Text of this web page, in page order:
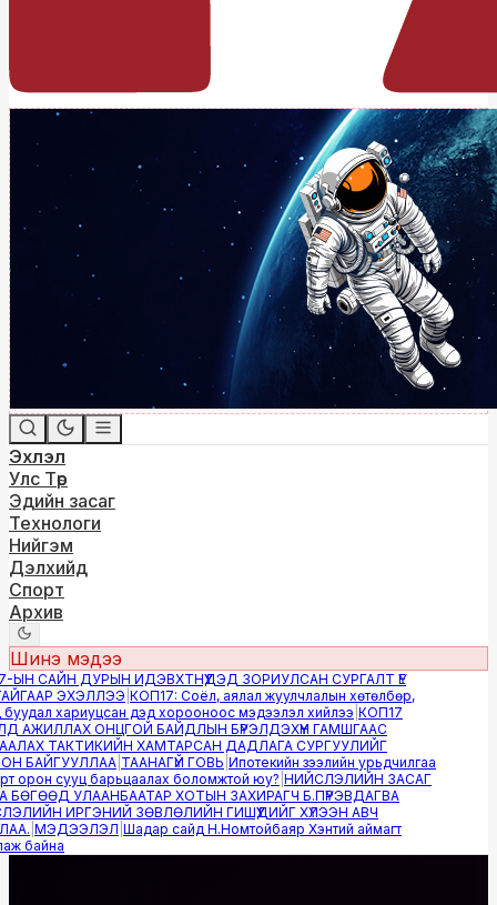
Эхлэл
Улс Төр
Эдийн засаг
Технологи
Нийгэм
Дэлхийд
Спорт
Архив
Шинэ мэдээ
САЙН ДУРЫН ИДЭВХТНҮҮДЭД ЗОРИУЛСАН СУРГАЛТ ҮЕ
ЭХЭЛЛЭЭ|КОП17: Соёл, аялал жуулчлалын хөтөлбөр,
хариуцсан дэд хорооноос мэдээлэл хийлээ|КОП17
АЖИЛЛАХ ОНЦГОЙ БАЙДЛЫН БҮРЭЛДЭХҮҮН ГАМШГААС
ТАКТИКИЙН ХАМТАРСАН ДАДЛАГА СУРГУУЛИЙГ
БАЙГУУЛЛАА|ТААНАГҮЙ ГОВЬ|Ипотекийн зээлийн урьдчилгаа
орон сууц барьцаалах боломжтой юу?|НИЙСЛЭЛИЙН ЗАСАГ
УЛААНБААТАР ХОТЫН ЗАХИРАГЧ Б.ПҮРЭВДАГВА
ИРГЭНИЙ ЗӨВЛӨЛИЙН ГИШҮҮДИЙГ ХҮЛЭЭН АВЧ
|МЭДЭЭЛЭЛ|Шадар сайд Н.Номтойбаяр Хэнтий аймагт
байна